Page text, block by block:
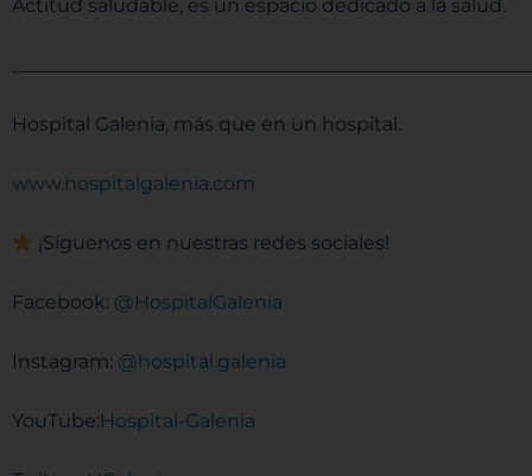
Actitud saludable, es un espacio dedicado a la salud.
Hospital Galenia, más que en un hospital.
⁠⁠⁠⁠⁠⁠⁠⁠⁠⁠⁠⁠⁠⁠⁠⁠⁠⁠⁠⁠⁠⁠⁠⁠⁠⁠⁠⁠⁠⁠⁠⁠⁠⁠⁠⁠⁠⁠www.hospitalgalenia.com⁠⁠⁠⁠⁠⁠⁠⁠⁠⁠⁠⁠⁠⁠⁠⁠⁠⁠⁠⁠⁠⁠⁠⁠⁠⁠⁠⁠⁠⁠⁠⁠⁠⁠⁠⁠⁠⁠
¡Síguenos en nuestras redes sociales!
Facebook: ⁠⁠⁠⁠⁠⁠⁠⁠⁠⁠⁠⁠⁠⁠⁠⁠⁠⁠⁠⁠⁠⁠⁠⁠⁠⁠⁠⁠⁠⁠⁠⁠⁠⁠⁠⁠⁠⁠ @HospitalGalenia⁠⁠⁠⁠⁠⁠⁠⁠⁠⁠⁠⁠⁠⁠⁠⁠⁠⁠⁠⁠⁠⁠⁠⁠⁠⁠⁠⁠⁠⁠⁠⁠⁠⁠⁠⁠⁠⁠
Instagram: ⁠⁠⁠⁠⁠⁠⁠⁠⁠⁠⁠⁠⁠⁠⁠⁠⁠⁠⁠⁠⁠⁠⁠⁠⁠⁠⁠⁠⁠⁠⁠⁠⁠⁠⁠⁠⁠⁠ @hospital.galenia⁠⁠⁠⁠⁠⁠⁠⁠⁠⁠⁠⁠⁠⁠⁠⁠⁠⁠⁠⁠⁠⁠⁠⁠⁠⁠⁠⁠⁠⁠⁠⁠⁠⁠⁠⁠⁠⁠
YouTube:⁠⁠⁠⁠⁠⁠⁠⁠⁠⁠⁠⁠⁠⁠⁠⁠⁠⁠⁠⁠⁠⁠⁠⁠⁠⁠⁠⁠⁠⁠⁠⁠⁠⁠⁠⁠⁠⁠Hospital-Galenia ⁠⁠⁠⁠⁠⁠⁠⁠⁠⁠⁠⁠⁠⁠⁠⁠⁠⁠⁠⁠⁠⁠⁠⁠⁠⁠⁠⁠⁠⁠⁠⁠⁠⁠⁠⁠⁠⁠